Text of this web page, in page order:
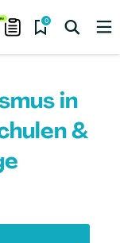
0
in
&